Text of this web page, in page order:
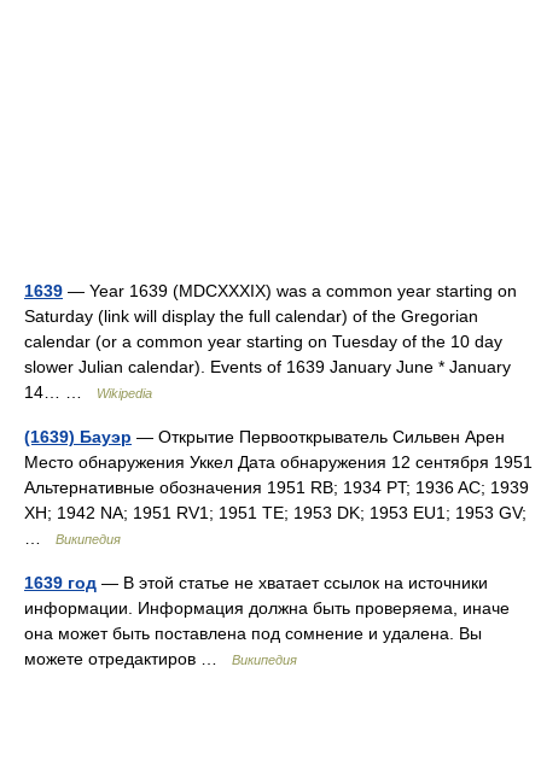
1639 — Year 1639 (MDCXXXIX) was a common year starting on
Saturday (link will display the full calendar) of the Gregorian
calendar (or a common year starting on Tuesday of the 10 day
slower Julian calendar). Events of 1639 January June * January
14… …
Wikipedia
(1639) Бауэр — Открытие Первооткрыватель Сильвен Арен
Место обнаружения Уккел Дата обнаружения 12 сентября 1951
Альтернативные обозначения 1951 RB; 1934 PT; 1936 AC; 1939
XH; 1942 NA; 1951 RV1; 1951 TE; 1953 DK; 1953 EU1; 1953 GV;
…
Википедия
1639 год — В этой статье не хватает ссылок на источники
информации. Информация должна быть проверяема, иначе
она может быть поставлена под сомнение и удалена. Вы
можете отредактиров …
Википедия